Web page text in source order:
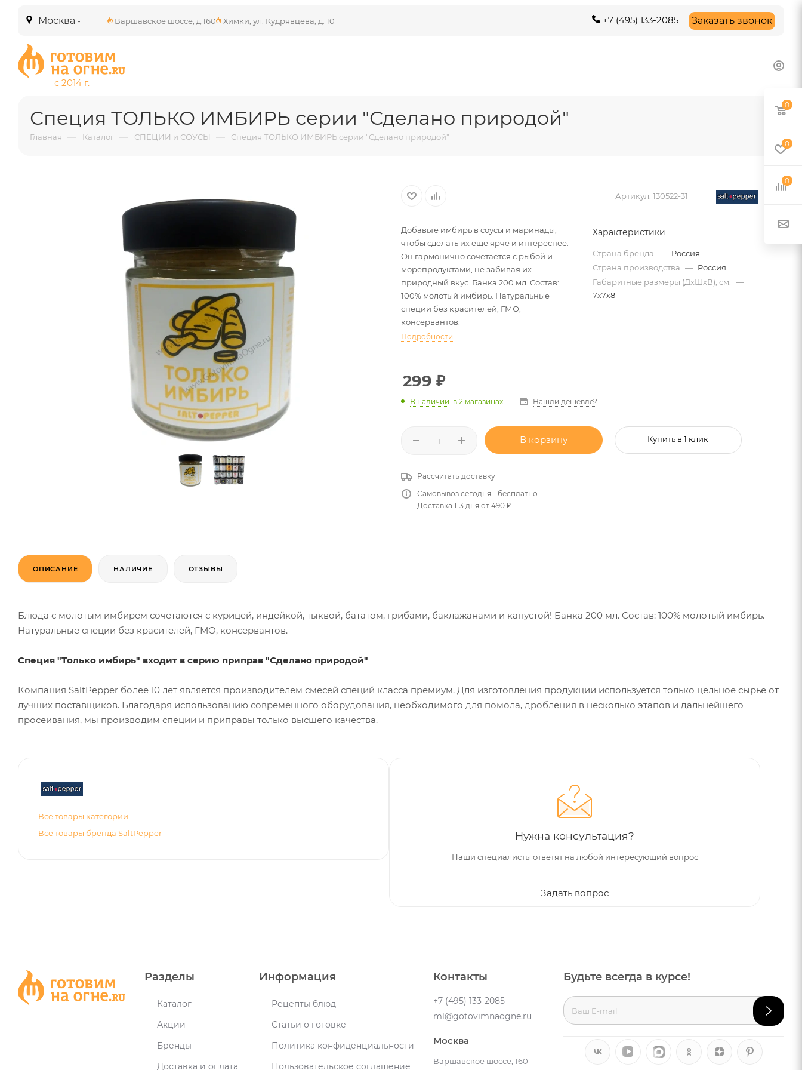
Москва Варшавское шоссе, д.160 Химки, ул. Кудрявцева, д. 10 +7 (495) 133-2085 Заказать звонок
Специя ТОЛЬКО ИМБИРЬ серии "Сделано природой"
Главная — Каталог — СПЕЦИИ и СОУСЫ — Специя ТОЛЬКО ИМБИРЬ серии "Сделано природой"
Артикул: 130522-31
Добавьте имбирь в соусы и маринады,
чтобы сделать их еще ярче и интереснее.
Он гармонично сочетается с рыбой и
морепродуктами, не забивая их
природный вкус. Банка 200 мл. Состав:
100% молотый имбирь. Натуральные
специи без красителей, ГМО,
консервантов.
Подробности
Характеристики
Страна бренда — Россия
Страна производства — Россия
Габаритные размеры (ДхШхВ), см.
—
7х7х8
299 ₽
В наличии: в 2 магазинах Нашли дешевле?
В корзину Купить в 1 клик
Рассчитать доставку
Самовывоз сегодня - бесплатно
Доставка 1-3 дня от 490 ₽
ОПИСАНИЕ НАЛИЧИЕ ОТЗЫВЫ
Блюда с молотым имбирем сочетаются с курицей, индейкой, тыквой, бататом, грибами, баклажанами и капустой! Банка 200 мл. Состав: 100% молотый имбирь.
Натуральные специи без красителей, ГМО, консервантов.
Специя "Только имбирь" входит в серию приправ "Сделано природой"
Компания SaltPepper более 10 лет является производителем смесей специй класса премиум. Для изготовления продукции используется только цельное сырье от
лучших поставщиков. Благодаря использованию современного оборудования, необходимого для помола, дробления в несколько этапов и дальнейшего
просеивания, мы производим специи и приправы только высшего качества.
Все товары категории
Все товары бренда SaltPepper
Нужна консультация?
Наши специалисты ответят на любой интересующий вопрос
Задать вопрос
Разделы
Каталог
Акции
Бренды
Доставка и оплата
Информация
Рецепты блюд
Статьи о готовке
Политика конфиденциальности
Пользовательское соглашение
Контакты
+7 (495) 133-2085
ml@gotovimnaogne.ru
Москва
Варшавское шоссе, 160
Будьте всегда в курсе!
0
0
0